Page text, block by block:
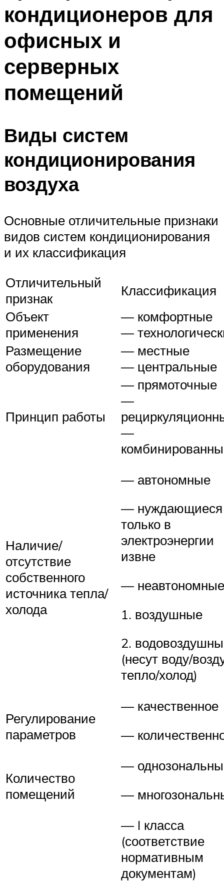
Меню
кондиционеров для
офисных и
серверных
помещений
Виды систем
кондиционирования
воздуха
Основные отличительные признаки
видов систем кондиционирования
и их классификация
Отличительный
признак
Классификация
Объект
применения
— комфортные
—
Размещение
оборудования
— местные
— центральные
Принцип работы
— прямоточные
—
—
Наличие/
отсутствие
собственного
источника тепла/
холода
— автономные
— нуждающиеся
только в
электроэнергии
извне
—
1. воздушные
2.
(несут воду/
тепло/холод)
Регулирование
параметров
— качественное
—
Количество
помещений
—
—
— I класса
(соответствие
нормативным
документам)